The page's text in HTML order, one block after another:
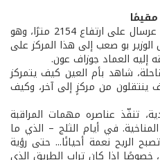
يقع مركز قلعة الشروق في جرود عرسال على ارتفاع 2154 مترًا، وهو
الوزير بو صعب إلى هذا المركز على
العماد جوزاف عون.
شاهد بأم العين كيف يتمركز
ينتقلون من مركزٍ إلى آخر، وكيف
تنفّذ عناصره مهمات المراقبة
في أيام الثلج – الذي ما
الريح نعمة أحيانًا... حتى رؤية
خصوصًا إذا كان تراب الطريق الذي